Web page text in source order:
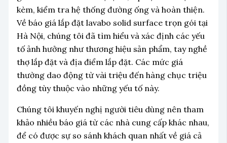
kèm, kiểm tra hệ thống đường ống và hoàn thiện.
Về báo giá lắp đặt lavabo solid surface trọn gói tại
Hà Nội, chúng tôi đã tìm hiểu và xác định các yếu
tố ảnh hưởng như thương hiệu sản phẩm, tay nghề
thợ lắp đặt và địa điểm lắp đặt. Các mức giá
thường dao động từ vài triệu đến hàng chục triệu
đồng tùy thuộc vào những yếu tố này.
Chúng tôi khuyến nghị người tiêu dùng nên tham
khảo nhiều báo giá từ các nhà cung cấp khác nhau,
để có được sự so sánh khách quan nhất về giá cả